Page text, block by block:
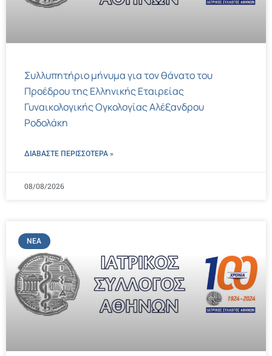
Συλλυπητήριο μήνυμα για τον θάνατο του
Προέδρου της Ελληνικής Εταιρείας
Γυναικολογικής Ογκολογίας Αλέξανδρου
Ροδολάκη
ΔΙΑΒΑΣΤΕ ΠΕΡΙΣΣΌΤΕΡΑ »
08/08/2026
ΝΈΑ